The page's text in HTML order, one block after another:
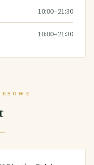
10:00–21:30
10:00–21:30